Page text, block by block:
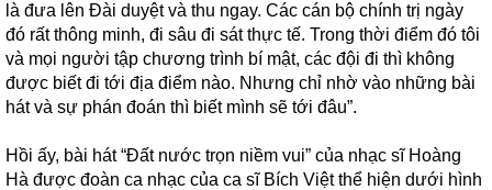
là đưa lên Đài duyệt và thu ngay. Các cán bộ chính trị ngày
đó rất thông minh, đi sâu đi sát thực tế. Trong thời điểm đó tôi
và mọi người tập chương trình bí mật, các đội đi thì không
được biết đi tới địa điểm nào. Nhưng chỉ nhờ vào những bài
hát và sự phán đoán thì biết mình sẽ tới đâu”.
Hồi ấy, bài hát “Đất nước trọn niềm vui” của nhạc sĩ Hoàng
Hà được đoàn ca nhạc của ca sĩ Bích Việt thể hiện dưới hình